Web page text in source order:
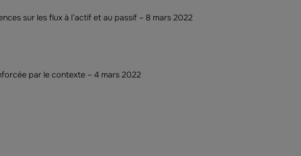
sur les flux à l’actif et au passif – 8 mars 2022
par le contexte – 4 mars 2022